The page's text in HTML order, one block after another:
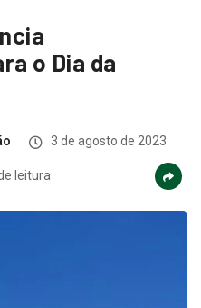
o Dia da
3 de agosto de 2023
leitura